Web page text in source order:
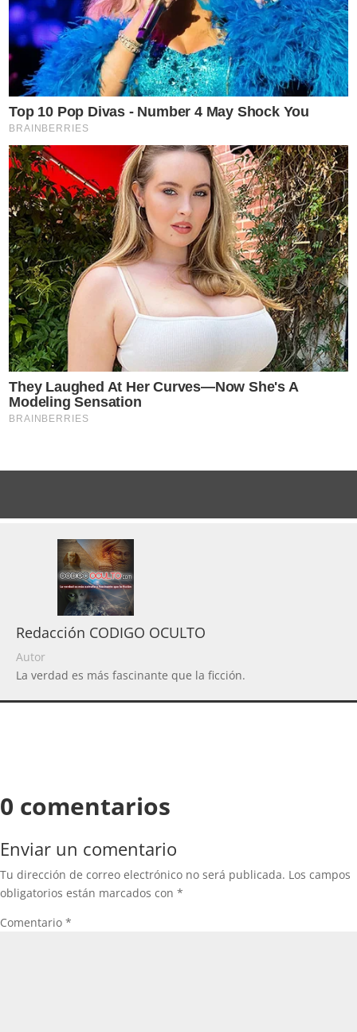
Redacción CODIGO OCULTO
Autor
La verdad es más fascinante que la ficción.
0 comentarios
Enviar un comentario
Tu dirección de correo electrónico no será publicada. Los campos
obligatorios están marcados con *
Comentario *